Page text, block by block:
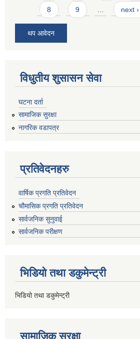
8 9 … next ›
थप आवेदन
विधुतीय शुसासन सेवा
घटना दर्ता
सामाजिक सुरक्षा
नागरिक वडापत्र
प्रतिवेदनहरु
वार्षिक प्रगति प्रतिवेदन
चौमासिक प्रगति प्रतिवेदन
सार्वजनिक सुनुवाई
सार्वजनिक परीक्षण
भिडियो तथा डकुमेन्ट्री
भिडियो तथा डकुमेन्ट्री
सामाजिक सुरक्षा